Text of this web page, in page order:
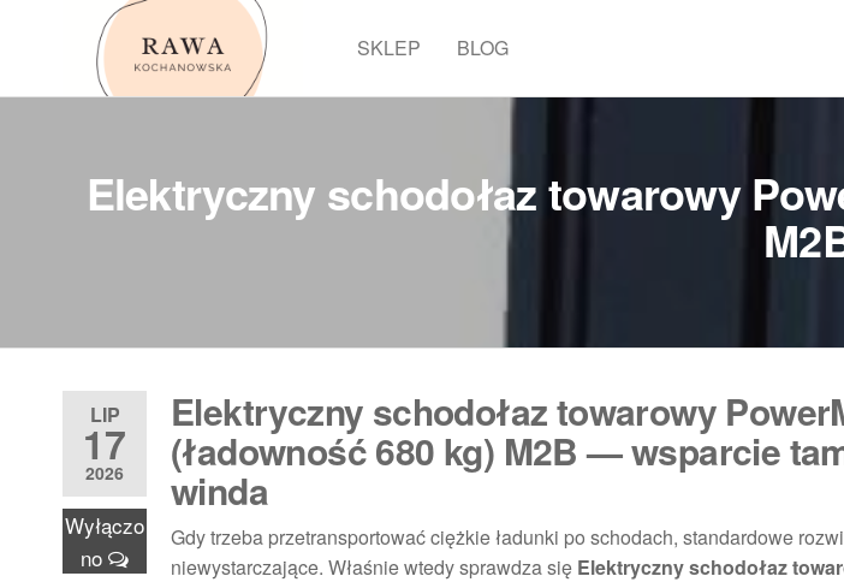
SKLEP BLOG
Elektryczny schodołaz towarowy
LIP
17
2026
Wyłączo
no
Elektryczny schodołaz towarowy
(ładowność 680 kg) M2B — wsparcie
winda
Gdy trzeba przetransportować ciężkie ładunki po schodach, standardowe
niewystarczające. Właśnie wtedy sprawdza się Elektryczny schodołaz